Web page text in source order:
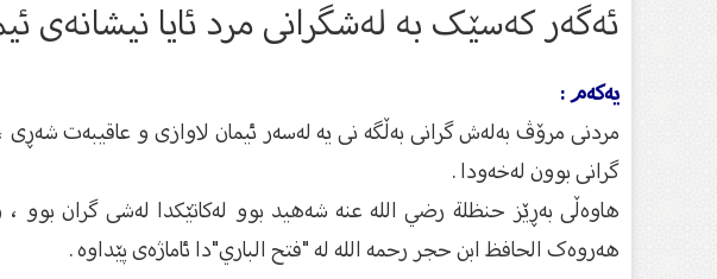
ئەگەر کەسێک بە لەشگرانى مرد ئایا نیشانەى
یەکەم :
مردنی مرۆڤ بەلەش گرانی بەڵگە نی یە لەسەر ئیمان لاوازی و عاقیبەت
گرانی بوون لەخەودا .
هاوەڵی بەڕێز حنظلة رضي الله عنه شەهید بوو لەکاتێکدا لەشی گران بوو
هەروەک الحافظ ابن حجر رحمه الله لە "فتح الباري"دا ئاماژەی پێداوە .